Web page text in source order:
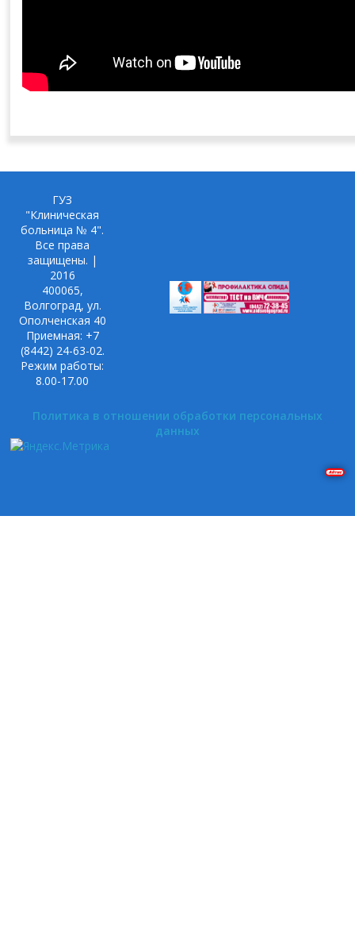
ГУЗ
"Клиническая
больница № 4".
Все права
защищены. |
2016
400065,
Волгоград, ул.
Ополченская 40
Приемная: +7
(8442) 24-63-02.
Режим работы:
8.00-17.00
Политика в отношении обработки персональных
данных